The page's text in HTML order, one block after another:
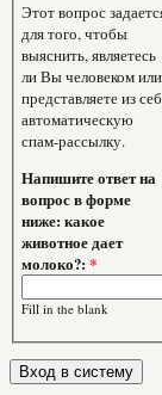
Этот вопрос
для того, чтобы
выяснить, являетесь
ли Вы человеком или
представляете из
автоматическую
спам-рассылку.
Напишите ответ на
вопрос в форме
ниже: какое
животное дает
молоко?:*
Fill in the blank